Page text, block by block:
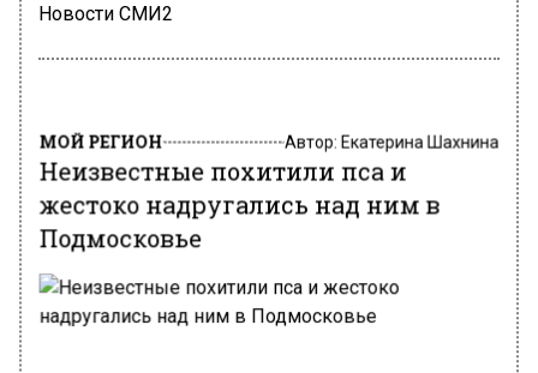
Новости СМИ2
МОЙ РЕГИОН Автор: Екатерина Шахнина
Неизвестные похитили пса и
жестоко надругались над ним в
Подмосковье